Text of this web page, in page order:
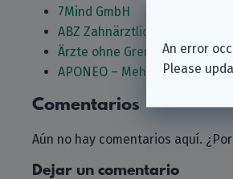
7Mind GmbH
ABZ Zahnärztliches
Ärzte ohne Grenzen e. V.
APONEO – Mehr als Apotheke
Comentarios
Aún no hay comentarios aquí.
Dejar un comentario
An error
Please